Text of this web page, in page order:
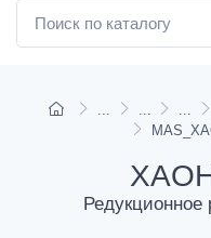
Редукционное